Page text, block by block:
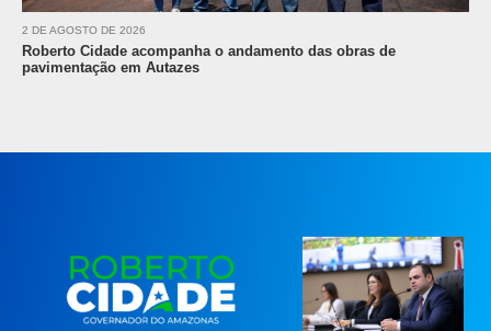
Roberto Cidade acompanha o andamento das obras de
pavimentação em Autazes
2 DE AGOSTO DE 2026